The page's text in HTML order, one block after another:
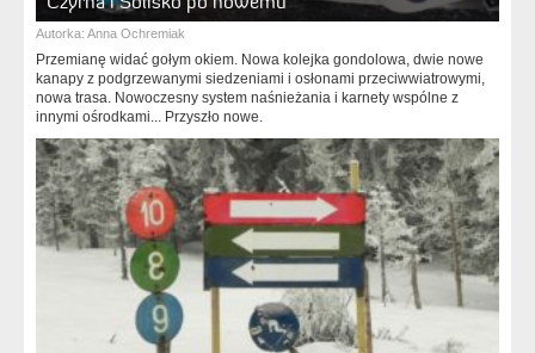
Autorka: Anna Ochremiak
Przemianę widać gołym okiem. Nowa kolejka gondolowa, dwie nowe
kanapy z podgrzewanymi siedzeniami i osłonami przeciwwiatrowymi,
nowa trasa. Nowoczesny system naśnieżania i karnety wspólne z
innymi ośrodkami... Przyszło nowe.